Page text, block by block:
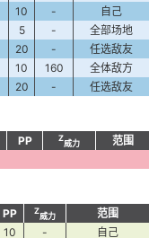
10 -
自己
5 -
全部场地
20 -
任选敌友
10 160
全体敌方
20 - 任选敌友
PP Z
威力
范围
PP Z
威力
范围
10 - 自己